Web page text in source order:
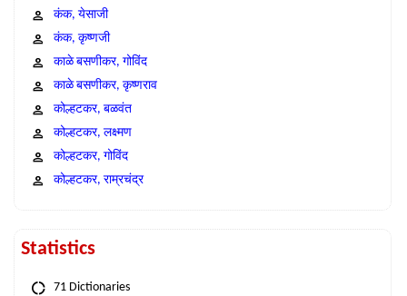
कंक, येसाजी
कंक, कृष्णजी
काळे बसणीकर, गोविंद
काळे बसणीकर, कृष्णराव
कोल्हटकर, बळवंत
कोल्हटकर, लक्ष्मण
कोल्हटकर, गोविंद
कोल्हटकर, राम्रचंद्र
Statistics
71 Dictionaries